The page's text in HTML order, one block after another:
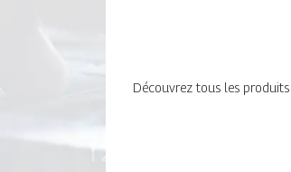
Découvrez tous les